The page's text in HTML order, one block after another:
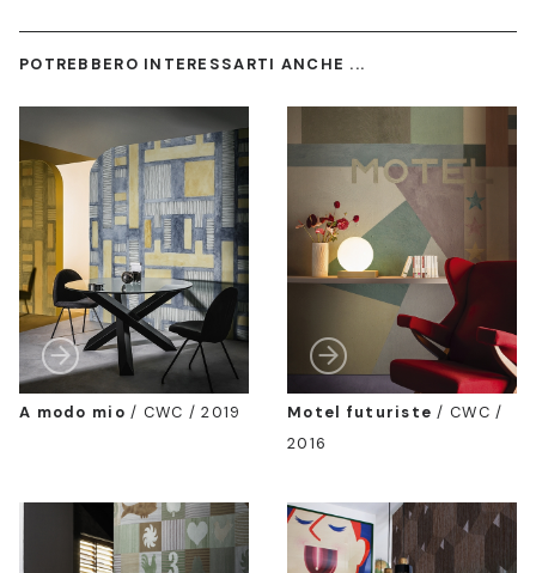
POTREBBERO INTERESSARTI ANCHE ...
A modo mio / CWC / 2019 Motel futuriste /CWC /
2016